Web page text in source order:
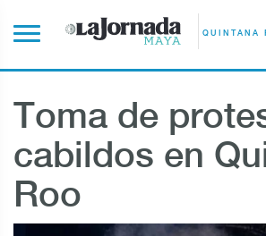
QUINTANA
Toma de
cabildos en
Roo